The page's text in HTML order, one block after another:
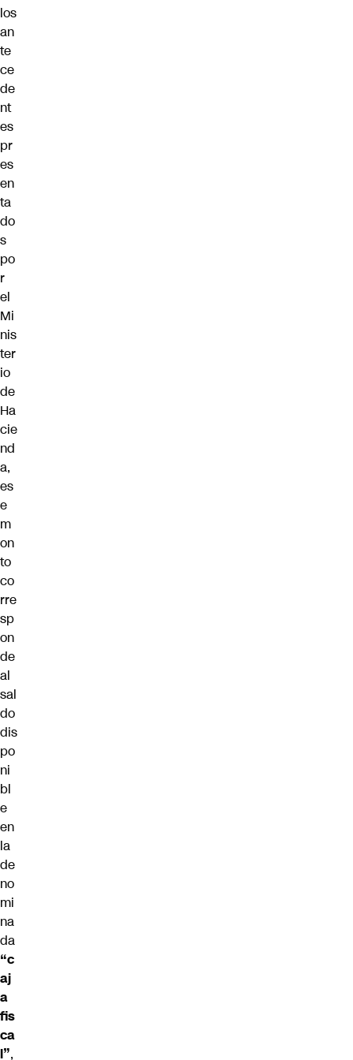
los
an
te
ce
de
nt
es
pr
es
en
ta
do
s
po
r
el
Mi
nis
ter
io
de
Ha
cie
nd
a,
es
e
m
on
to
co
rre
sp
on
de
al
sal
do
dis
po
ni
bl
e
en
la
de
no
mi
na
da
“c
aj
a
fis
ca
l”,